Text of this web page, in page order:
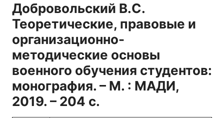
Добровольский В.С.
Теоретические, правовые и
организационно-
методические основы
военного обучения студентов:
монография. – М. : МАДИ,
2019. – 204 с.